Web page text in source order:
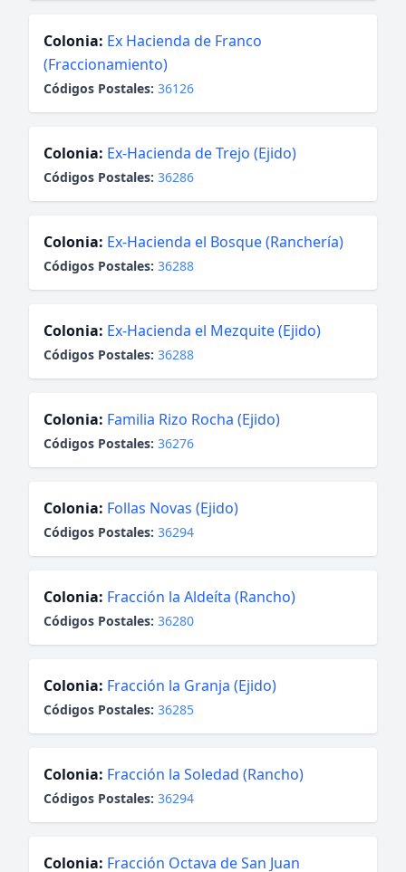
Colonia: Ex Hacienda de Franco
(Fraccionamiento)
Códigos Postales: 36126
Colonia: Ex-Hacienda de Trejo (Ejido)
Códigos Postales: 36286
Colonia: Ex-Hacienda el Bosque (Ranchería)
Códigos Postales: 36288
Colonia: Ex-Hacienda el Mezquite (Ejido)
Códigos Postales: 36288
Colonia: Familia Rizo Rocha (Ejido)
Códigos Postales: 36276
Colonia: Follas Novas (Ejido)
Códigos Postales: 36294
Colonia: Fracción la Aldeíta (Rancho)
Códigos Postales: 36280
Colonia: Fracción la Granja (Ejido)
Códigos Postales: 36285
Colonia: Fracción la Soledad (Rancho)
Códigos Postales: 36294
Colonia: Fracción Octava de San Juan